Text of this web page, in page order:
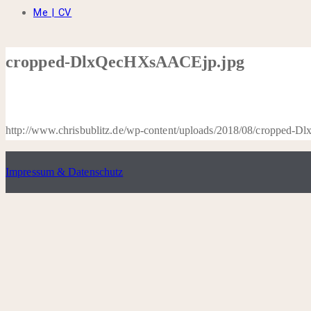
Me | CV
cropped-DlxQecHXsAACEjp.jpg
http://www.chrisbublitz.de/wp-content/uploads/2018/08/cropped-
Impressum & Datenschutz